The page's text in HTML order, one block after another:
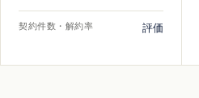
契約件数・解約率 評価